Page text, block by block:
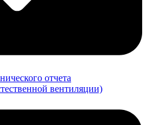
отчета
вентиляции)